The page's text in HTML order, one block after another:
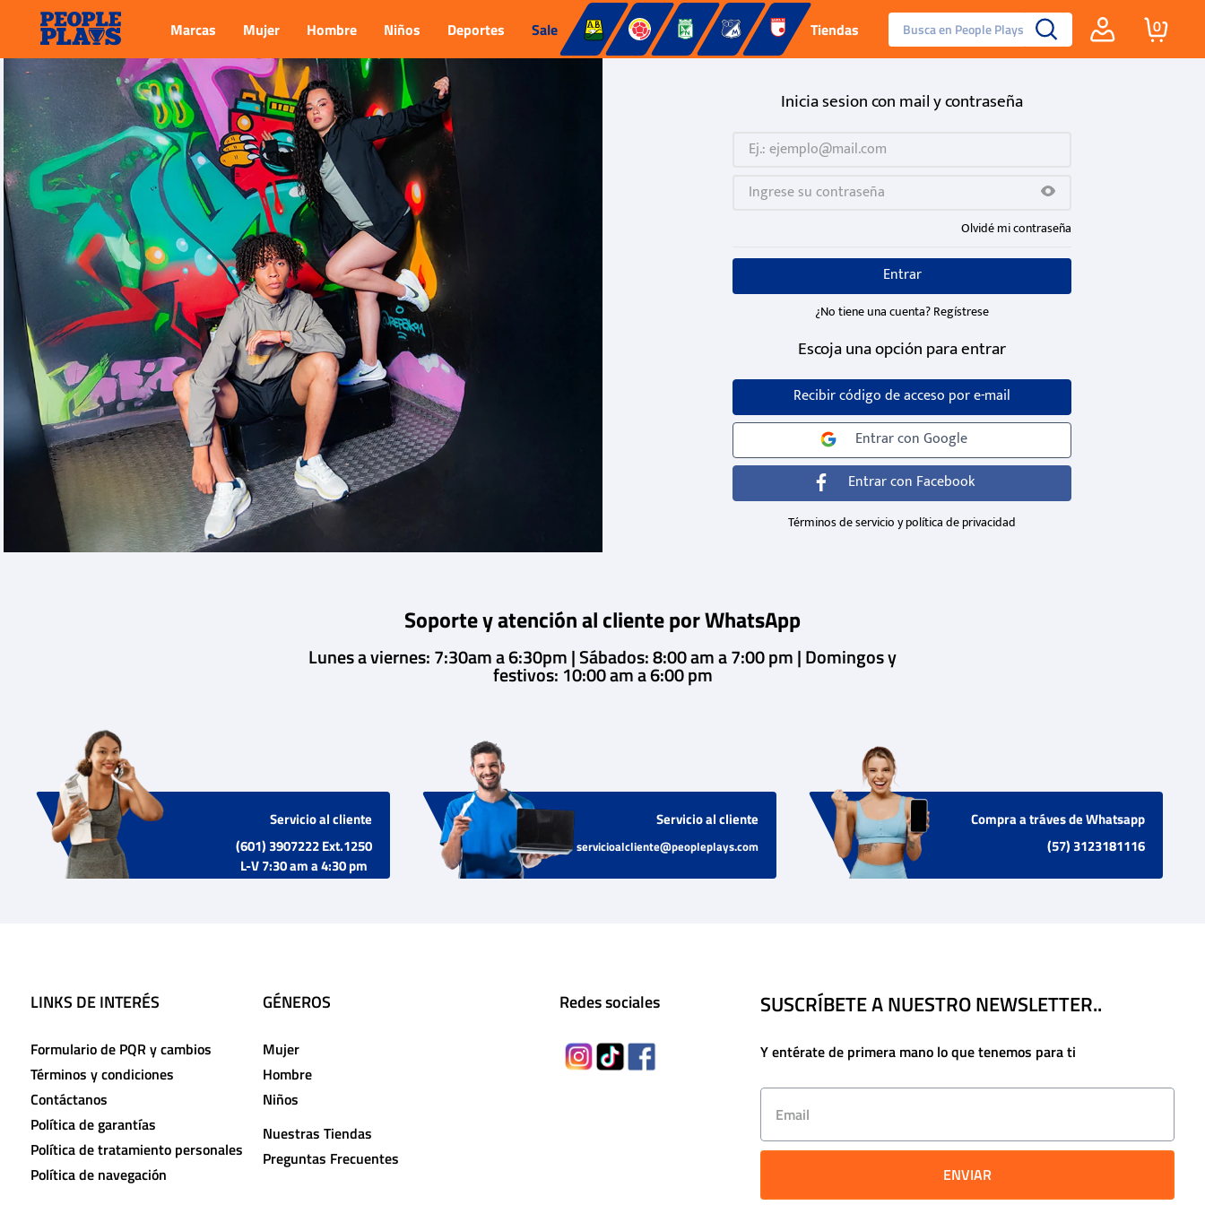
Marcas Mujer Hombre Niños Deportes Sale Tiendas Busca en People Plays
Reebok Fashion
0
Escoja una opción para entrar
Recibir código de acceso por e-mail
Entrar conGoogle
Entrar con Facebook
Términos de servicio y política de privacidad
Inicia sesion con mail y contraseña
Olvidé mi contraseña
Entrar
¿No tiene una cuenta? Regístrese
Soporte y atención al cliente por WhatsApp
Lunes a viernes: 7:30am a 6:30pm | Sábados: 8:00 am a 7:00 pm | Domingos y
festivos: 10:00 am a 6:00 pm
Servicio al cliente
(601) 3907222 Ext.1250
L-V 7:30 am a 4:30 pm
Servicio al cliente
servicioalcliente@peopleplays.com
Compra a tráves de Whatsapp
(57) 3123181116
LINKS DE INTERÉS
Formulario de PQR y cambios
Términos y condiciones
Contáctanos
Política de garantías
Política de tratamiento personales
Política de navegación
GÉNEROS
Mujer
Hombre
Niños
Nuestras Tiendas
Preguntas Frecuentes
Redes sociales SUSCRÍBETE A NUESTRO NEWSLETTER..
Y entérate de primera mano lo que tenemos para ti
ENVIAR